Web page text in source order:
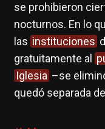
se prohibieron
nocturnos. En lo
las instituciones
gratuitamente al
Iglesia –se
quedó separada del